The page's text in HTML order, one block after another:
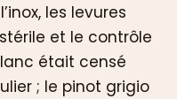
les levures
et le contrôle
était censé
; le pinot grigio